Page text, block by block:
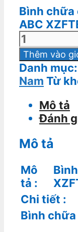
Bình chữa
ABC
Thêm vào
Danh mục:
Nam Từ
Mô tả
Đánh
Mô tả
Mô
tả :
Chi tiết :
Bình